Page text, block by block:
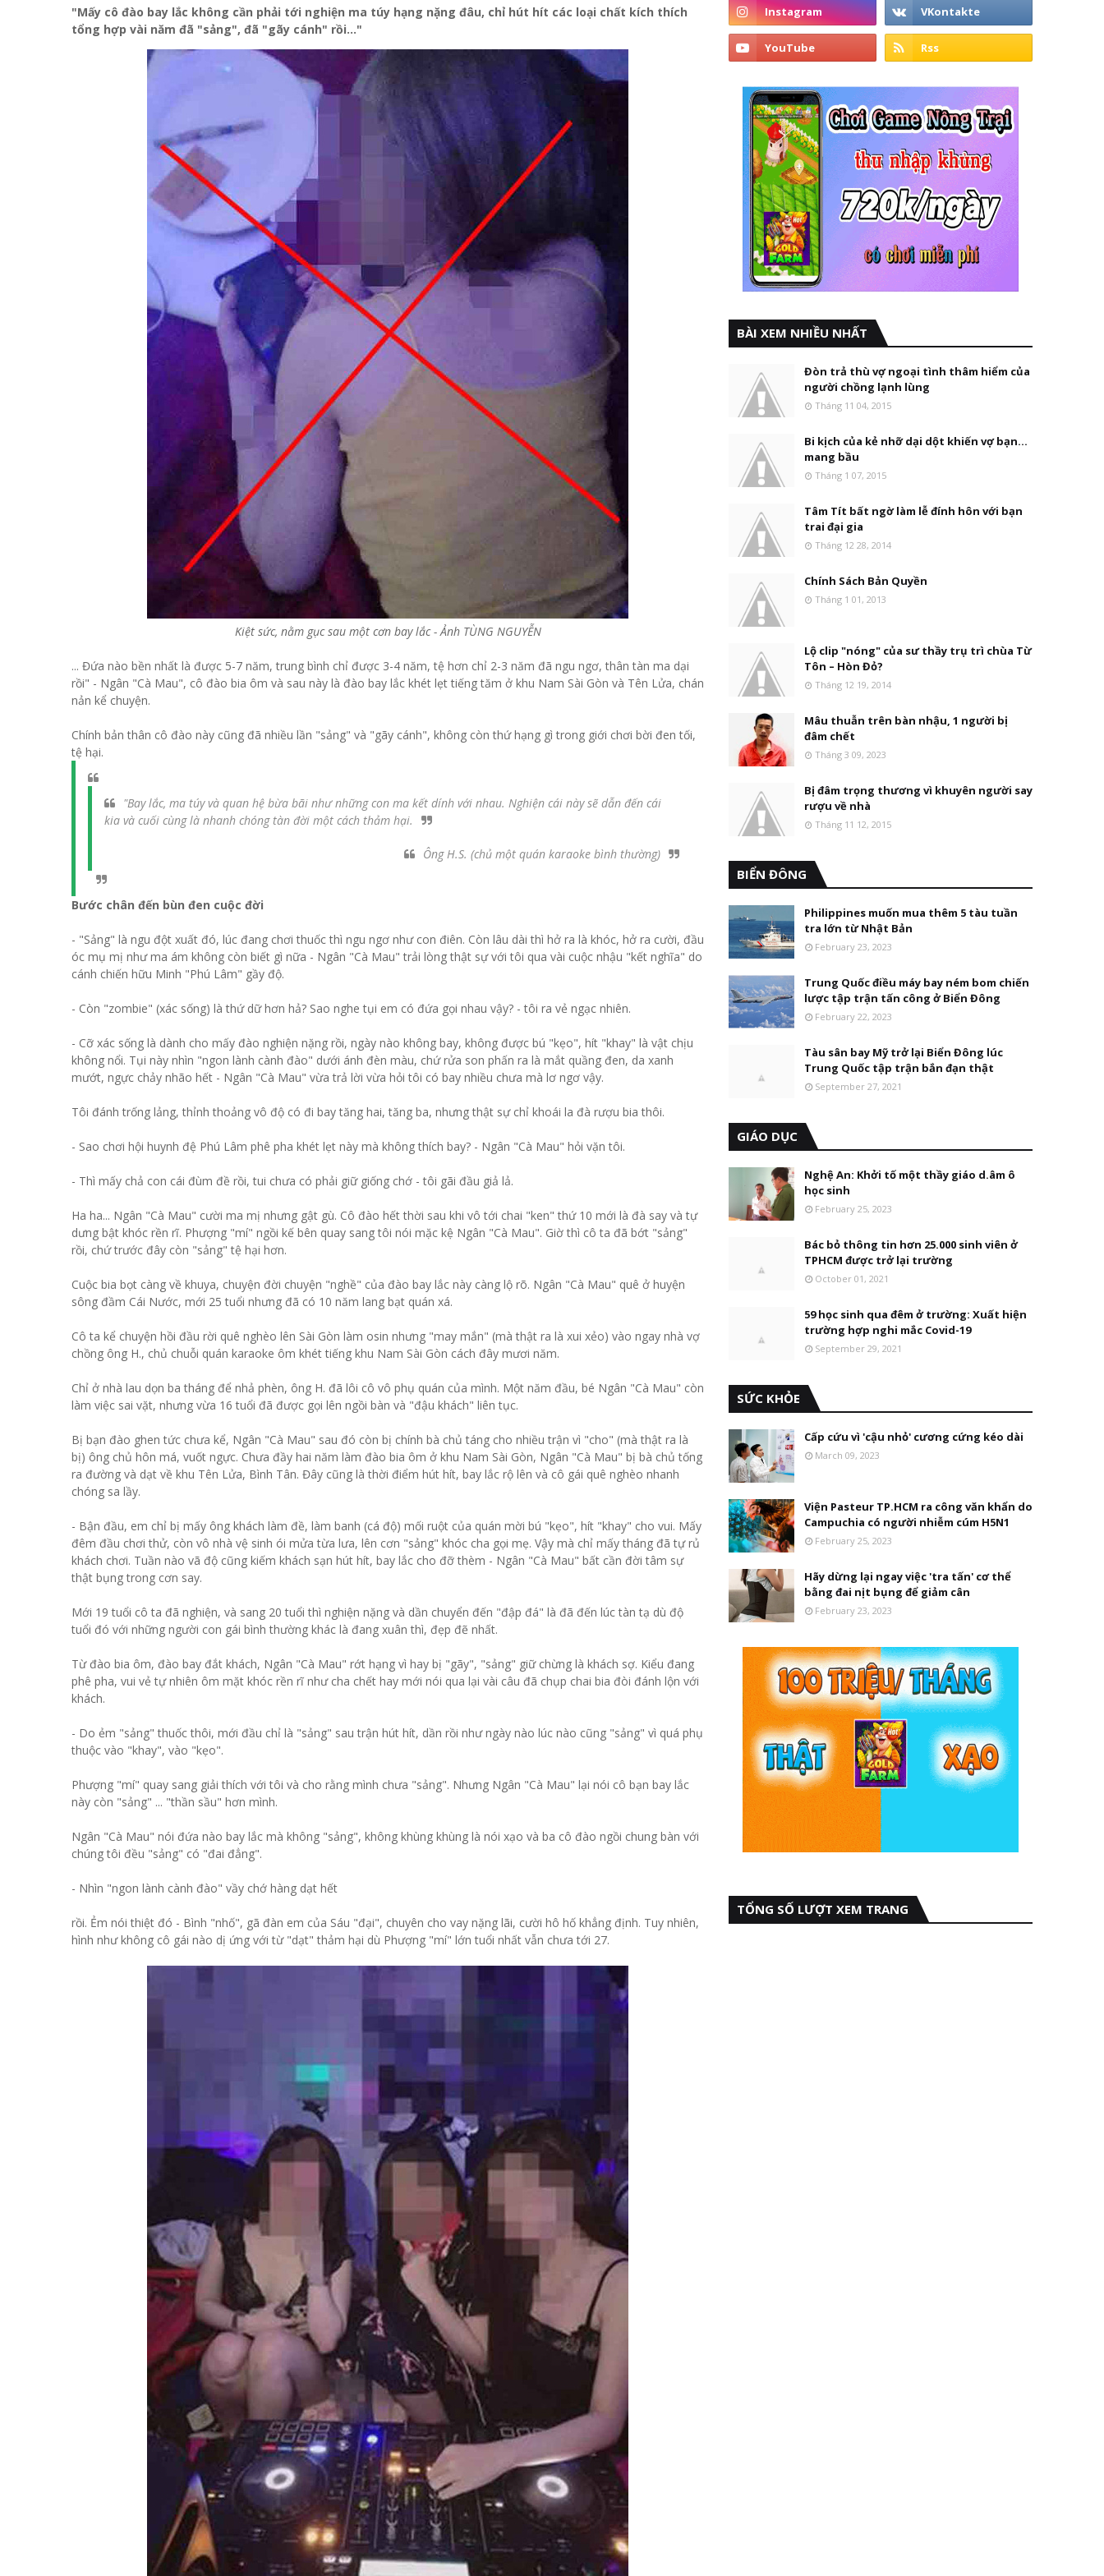
"Mấy cô đào bay lắc không cần phải tới nghiện ma túy hạng nặng đâu, chỉ hút hít các loại chất kích thích
tổng hợp vài năm đã "sảng", đã "gãy cánh" rồi..."
Kiệt sức, nằm gục sau một cơn bay lắc - Ảnh TÙNG NGUYỄN
... Đứa nào bền nhất là được 5-7 năm, trung bình chỉ được 3-4 năm, tệ hơn chỉ 2-3 năm đã ngu ngơ, thân tàn ma dại
rồi" - Ngân "Cà Mau", cô đào bia ôm và sau này là đào bay lắc khét lẹt tiếng tăm ở khu Nam Sài Gòn và Tên Lửa, chán
nản kể chuyện.
Chính bản thân cô đào này cũng đã nhiều lần "sảng" và "gãy cánh", không còn thứ hạng gì trong giới chơi bời đen tối,
tệ hại.
"Bay lắc, ma túy và quan hệ bừa bãi như những con ma kết dính với nhau. Nghiện cái này sẽ dẫn đến cái
kia và cuối cùng là nhanh chóng tàn đời một cách thảm hại.
Ông H.S. (chủ một quán karaoke bình thường)
Bước chân đến bùn đen cuộc đời
- "Sảng" là ngu đột xuất đó, lúc đang chơi thuốc thì ngu ngơ như con điên. Còn lâu dài thì hở ra là khóc, hở ra cười, đầu
óc mụ mị như ma ám không còn biết gì nữa - Ngân "Cà Mau" trải lòng thật sự với tôi qua vài cuộc nhậu "kết nghĩa" do
cánh chiến hữu Minh "Phú Lâm" gầy độ.
- Còn "zombie" (xác sống) là thứ dữ hơn hả? Sao nghe tụi em có đứa gọi nhau vậy? - tôi ra vẻ ngạc nhiên.
- Cỡ xác sống là dành cho mấy đào nghiện nặng rồi, ngày nào không bay, không được bú "kẹo", hít "khay" là vật chịu
không nổi. Tụi này nhìn "ngon lành cành đào" dưới ánh đèn màu, chứ rửa son phấn ra là mắt quầng đen, da xanh
mướt, ngực chảy nhão hết - Ngân "Cà Mau" vừa trả lời vừa hỏi tôi có bay nhiều chưa mà lơ ngơ vậy.
Tôi đánh trống lảng, thỉnh thoảng vô độ có đi bay tăng hai, tăng ba, nhưng thật sự chỉ khoái la đà rượu bia thôi.
- Sao chơi hội huynh đệ Phú Lâm phê pha khét lẹt này mà không thích bay? - Ngân "Cà Mau" hỏi vặn tôi.
- Thì mấy chả con cái đùm đề rồi, tui chưa có phải giữ giống chớ - tôi gãi đầu giả lả.
Ha ha... Ngân "Cà Mau" cười ma mị nhưng gật gù. Cô đào hết thời sau khi vô tới chai "ken" thứ 10 mới là đà say và tự
dưng bật khóc rền rĩ. Phượng "mí" ngồi kế bên quay sang tôi nói mặc kệ Ngân "Cà Mau". Giờ thì cô ta đã bớt "sảng"
rồi, chứ trước đây còn "sảng" tệ hại hơn.
Cuộc bia bọt càng về khuya, chuyện đời chuyện "nghề" của đào bay lắc này càng lộ rõ. Ngân "Cà Mau" quê ở huyện
sông đầm Cái Nước, mới 25 tuổi nhưng đã có 10 năm lang bạt quán xá.
Cô ta kể chuyện hồi đầu rời quê nghèo lên Sài Gòn làm osin nhưng "may mắn" (mà thật ra là xui xẻo) vào ngay nhà vợ
chồng ông H., chủ chuỗi quán karaoke ôm khét tiếng khu Nam Sài Gòn cách đây mươi năm.
Chỉ ở nhà lau dọn ba tháng để nhả phèn, ông H. đã lôi cô vô phụ quán của mình. Một năm đầu, bé Ngân "Cà Mau" còn
làm việc sai vặt, nhưng vừa 16 tuổi đã được gọi lên ngồi bàn và "đậu khách" liên tục.
Bị bạn đào ghen tức chưa kể, Ngân "Cà Mau" sau đó còn bị chính bà chủ táng cho nhiều trận vì "cho" (mà thật ra là
bị) ông chủ hôn má, vuốt ngực. Chưa đầy hai năm làm đào bia ôm ở khu Nam Sài Gòn, Ngân "Cà Mau" bị bà chủ tống
ra đường và dạt về khu Tên Lửa, Bình Tân. Đây cũng là thời điểm hút hít, bay lắc rộ lên và cô gái quê nghèo nhanh
chóng sa lầy.
- Bận đầu, em chỉ bị mấy ông khách làm đề, làm banh (cá độ) mối ruột của quán mời bú "kẹo", hít "khay" cho vui. Mấy
đêm đầu chơi thử, còn vô nhà vệ sinh ói mửa từa lưa, lên cơn "sảng" khóc cha gọi mẹ. Vậy mà chỉ mấy tháng đã tự rủ
khách chơi. Tuần nào vã độ cũng kiếm khách sạn hút hít, bay lắc cho đỡ thèm - Ngân "Cà Mau" bất cần đời tâm sự
thật bụng trong cơn say.
Mới 19 tuổi cô ta đã nghiện, và sang 20 tuổi thì nghiện nặng và dần chuyển đến "đập đá" là đã đến lúc tàn tạ dù độ
tuổi đó với những người con gái bình thường khác là đang xuân thì, đẹp đẽ nhất.
Từ đào bia ôm, đào bay đắt khách, Ngân "Cà Mau" rớt hạng vì hay bị "gãy", "sảng" giữ chừng là khách sợ. Kiểu đang
phê pha, vui vẻ tự nhiên ôm mặt khóc rền rĩ như cha chết hay mới nói qua lại vài câu đã chụp chai bia đòi đánh lộn với
khách.
- Do ẻm "sảng" thuốc thôi, mới đầu chỉ là "sảng" sau trận hút hít, dần rồi như ngày nào lúc nào cũng "sảng" vì quá phụ
thuộc vào "khay", vào "kẹo".
Phượng "mí" quay sang giải thích với tôi và cho rằng mình chưa "sảng". Nhưng Ngân "Cà Mau" lại nói cô bạn bay lắc
này còn "sảng" ... "thần sầu" hơn mình.
Ngân "Cà Mau" nói đứa nào bay lắc mà không "sảng", không khùng khùng là nói xạo và ba cô đào ngồi chung bàn với
chúng tôi đều "sảng" có "đai đẳng".
- Nhìn "ngon lành cành đào" vầy chớ hàng dạt hết
rồi. Ẻm nói thiệt đó - Bình "nhố", gã đàn em của Sáu "đại", chuyên cho vay nặng lãi, cười hô hố khẳng định. Tuy nhiên,
hình như không cô gái nào dị ứng với từ "dạt" thảm hại dù Phượng "mí" lớn tuổi nhất vẫn chưa tới 27.
BÀI XEM NHIỀU NHẤT
Đòn trả thù vợ ngoại tình thâm hiểm của
người chồng lạnh lùng
Tháng 11 04, 2015
Bi kịch của kẻ nhỡ dại dột khiến vợ bạn...
mang bầu
Tháng 1 07, 2015
Tâm Tít bất ngờ làm lễ đính hôn với bạn
trai đại gia
Tháng 12 28, 2014
Chính Sách Bản Quyền
Tháng 1 01, 2013
Lộ clip "nóng" của sư thầy trụ trì chùa Từ
Tôn – Hòn Đỏ?
Tháng 12 19, 2014
Mâu thuẫn trên bàn nhậu, 1 người bị
đâm chết
Tháng 3 09, 2023
Bị đâm trọng thương vì khuyên người say
rượu về nhà
Tháng 11 12, 2015
BIỂN ĐÔNG
Philippines muốn mua thêm 5 tàu tuần
tra lớn từ Nhật Bản
February 23, 2023
Trung Quốc điều máy bay ném bom chiến
lược tập trận tấn công ở Biển Đông
February 22, 2023
Tàu sân bay Mỹ trở lại Biển Đông lúc
Trung Quốc tập trận bắn đạn thật
September 27, 2021
GIÁO DỤC
Nghệ An: Khởi tố một thầy giáo d.âm ô
học sinh
February 25, 2023
Bác bỏ thông tin hơn 25.000 sinh viên ở
TPHCM được trở lại trường
October 01, 2021
59 học sinh qua đêm ở trường: Xuất hiện
trường hợp nghi mắc Covid-19
September 29, 2021
SỨC KHỎE
Cấp cứu vì 'cậu nhỏ' cương cứng kéo dài
March 09, 2023
Viện Pasteur TP.HCM ra công văn khẩn do
Campuchia có người nhiễm cúm H5N1
February 25, 2023
Hãy dừng lại ngay việc 'tra tấn' cơ thể
bằng đai nịt bụng để giảm cân
February 23, 2023
TỔNG SỐ LƯỢT XEM TRANG